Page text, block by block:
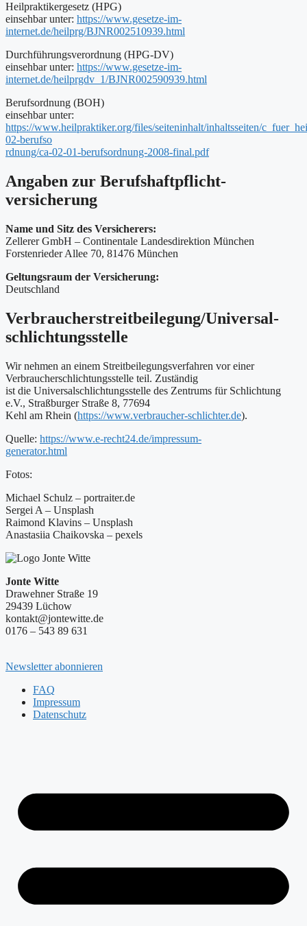
Heilpraktikergesetz (HPG)
einsehbar unter: https://www.gesetze-im-
internet.de/heilprg/BJNR002510939.html
Durchführungsverordnung (HPG-DV)
einsehbar unter: https://www.gesetze-im-
internet.de/heilprgdv_1/BJNR002590939.html
Berufsordnung (BOH)
einsehbar unter:
https://www.heilpraktiker.org/files/seiteninhalt/inhaltsseiten/
02-berufso
rdnung/ca-02-01-berufsordnung-2008-final.pdf
Angaben zur Berufs­haftpflicht­
versicherung
Name und Sitz des Versicherers:
Zellerer GmbH – Continentale Landesdirektion München
Forstenrieder Allee 70, 81476 München
Geltungsraum der Versicherung:
Deutschland
Verbraucher­streit­beilegung/Universal­
schlichtungs­stelle
Wir nehmen an einem Streitbeilegungsverfahren vor einer
Verbraucherschlichtungsstelle teil. Zuständig
ist die Universalschlichtungsstelle des Zentrums für Schlichtung
e.V., Straßburger Straße 8, 77694
Kehl am Rhein (https://www.verbraucher-schlichter.de).
Quelle: https://www.e-recht24.de/impressum-
generator.html
Fotos:
Michael Schulz – portraiter.de
Sergei A – Unsplash
Raimond Klavins – Unsplash
Anastasiia Chaikovska – pexels
Jonte Witte
Drawehner Straße 19
29439 Lüchow
kontakt@jontewitte.de
0176 – 543 89 631
Newsletter abonnieren
FAQ
Impressum
Datenschutz